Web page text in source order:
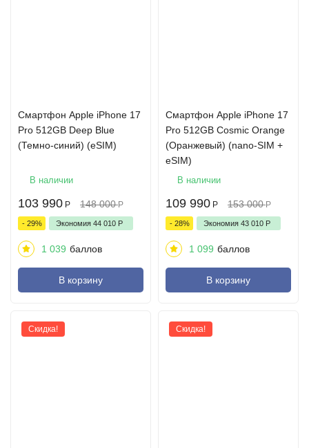
Cмартфон Apple iPhone 17
Pro 512GB Deep Blue
(Темно-синий) (eSIM)
В наличии
103 990 Р 148 000 Р
- 29% Экономия 44 010 Р
1 039 баллов
В корзину
Cмартфон Apple iPhone 17
Pro 512GB Cosmic Orange
(Оранжевый) (nano-SIM +
eSIM)
В наличии
109 990 Р 153 000 Р
- 28% Экономия 43 010 Р
1 099 баллов
В корзину
Скидка! Скидка!